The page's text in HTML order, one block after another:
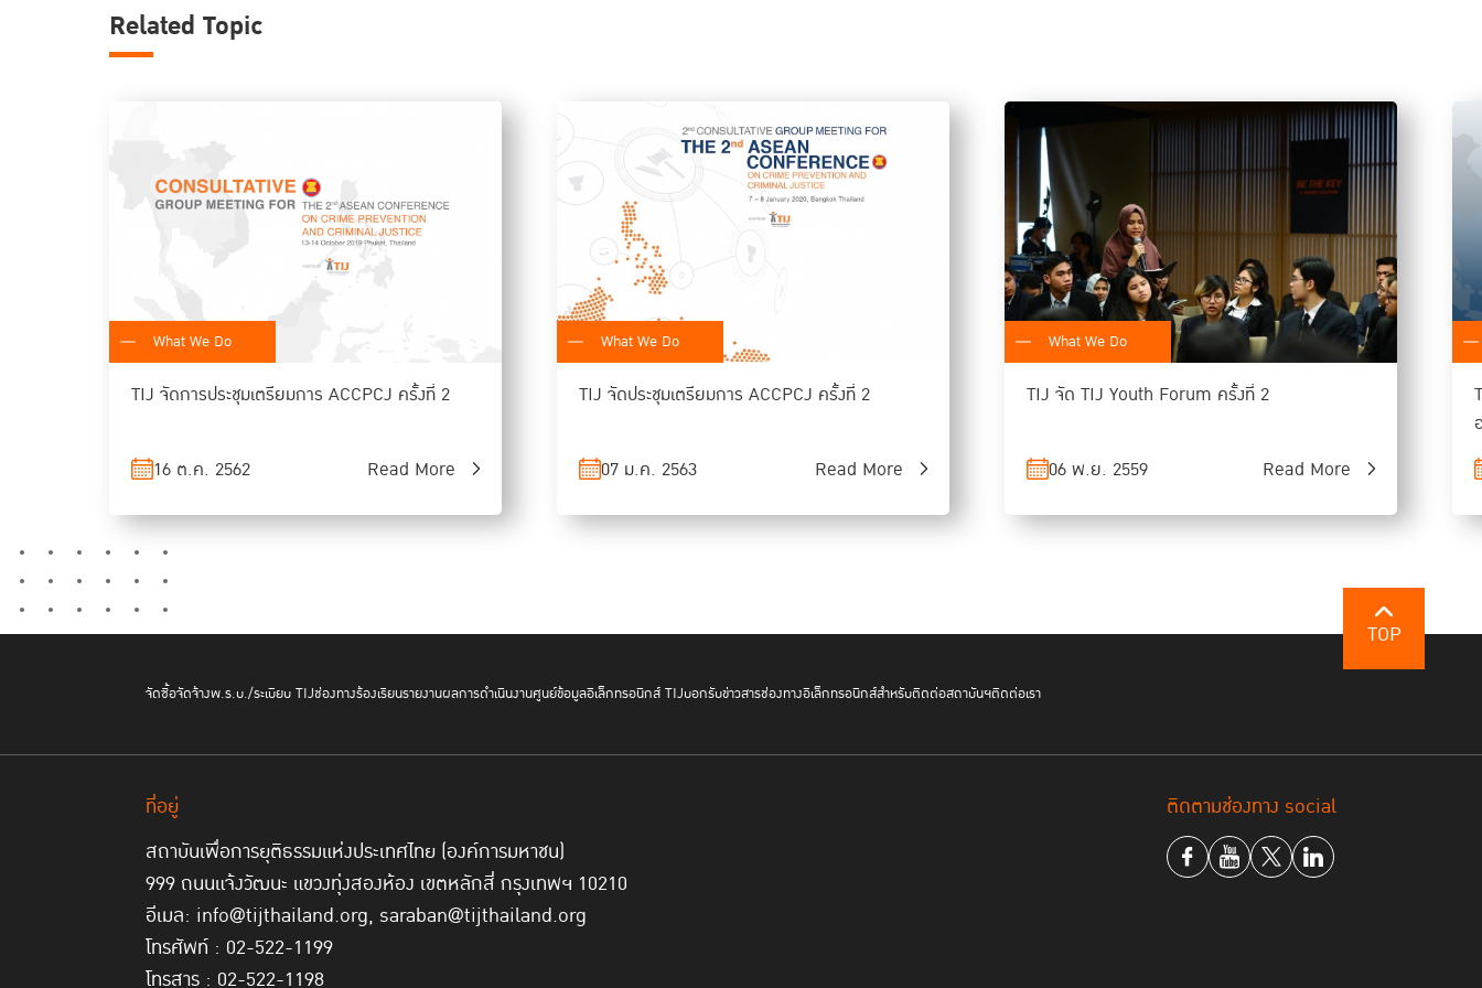
Topic 2: International Cooperation in Criminal Matters
- Mutual Legal Assistance in cybercrime
- cross-border access to electronic evidence
- protection of victims
Dr. Chatchom Akapin, Director-General, International Affairs Office of the Attorney General,
Representative of ASEAN Senior Officials Meeting on Mutual Legal Assistance Treaty (SOM-MLAT)
Thailand
Panelists:
Mr. Kyaw Thu Hein, Director, Legal Advice Department, Union Attorney General's Office,
Representative of ASEAN Senior Law Officials Meeting (ASLOM) Myanmar
Mr. Un Sovannasam, Director, Legal Services and Agreements Directorate, Department of Corporate
Regional Office
Chair:Mr. Dhannan Vishakan Sunoto, Deputy Chief of Party, ASEAN-USAID PROSPECT
General Sophana Meach, Secretary of State for the Ministry of Interior, ASEAN Senior Official
Mr. Wei Xian Tee, Cybercrime Specialized Officer, INTERPOL Global Complex for Innovation
Dr. Seree Nonthasoot, Senior Executive Vice President, Institute of Research and Development for
Public Enterprises, Former Representative of the AICHR Thailand
16:15 – 17:45
Related Topic
What We Do
TIJ จัดการประชุมเตรียมการ ACCPCJ ครั้งที่ 2
16 ต.ค. 2562 Read More
What We Do
TIJ จัดประชุมเตรียมการ ACCPCJ ครั้งที่ 2
07 ม.ค. 2563 Read More
What We Do
TIJ จัด TIJ Youth Forum ครั้งที่ 2
06 พ.ย. 2559 Read More
TOP
จัดซื้อจัดจ้างพ.ร.บ./ระเบียบ TIJช่องทางร้องเรียนรายงานผลการดำเนินงานศูนย์ข้อมูลอิเล็กทรอนิกส์ TIJบอกรับข่าวสารช่องทางอิเล็กทรอนิกส์สำหรับติดต่อสถาบันฯติดต่อเรา
ที่อยู่
สถาบันเพื่อการยุติธรรมแห่งประเทศไทย (องค์การมหาชน)
999 ถนนแจ้งวัฒนะ แขวงทุ่งสองห้อง เขตหลักสี่ กรุงเทพฯ 10210
อีเมล: info@tijthailand.org, saraban@tijthailand.org
โทรศัพท์ : 02-522-1199
โทรสาร : 02-522-1198
ติดตามช่องทาง social